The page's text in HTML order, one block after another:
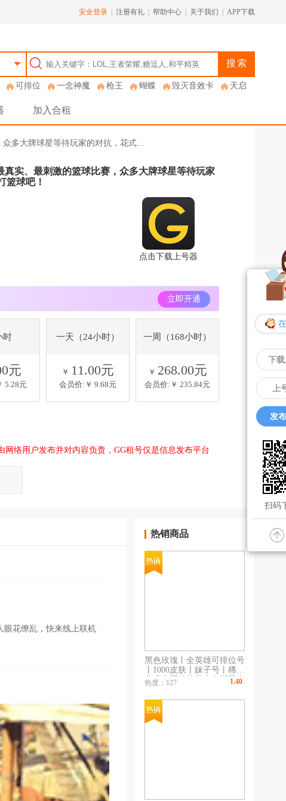
安全登录 注册有礼 帮助中心 关于我们 APP下载
搜索
可排位 一念神魔 枪王 蝴蝶 毁灭音效卡 天启
加入合租
众多大牌球星等待玩家的对抗，花式…
点击下载上号器
真实、最刺激的篮球比赛，众多大牌球星等待玩家
篮球吧！
立即开通
时
元
5.28元
一天（24小时）
￥ 11.00元
会员价:￥ 9.68元
一周（168小时）
￥ 268.00元
会员价:￥ 235.84元
网络用户发布并对内容负责，GG租号仅是信息发布平台
眼花缭乱，快来线上联机
热销商品
黑色玫瑰丨全英雄可排位号
丨1000皮肤丨妹子号丨稀有
龙瞎丨哥特萝莉丨奥斯曼大
帝丨龙年全有丨至臻丨海克
斯丨
热度：127 1.40
下
上
发
扫码